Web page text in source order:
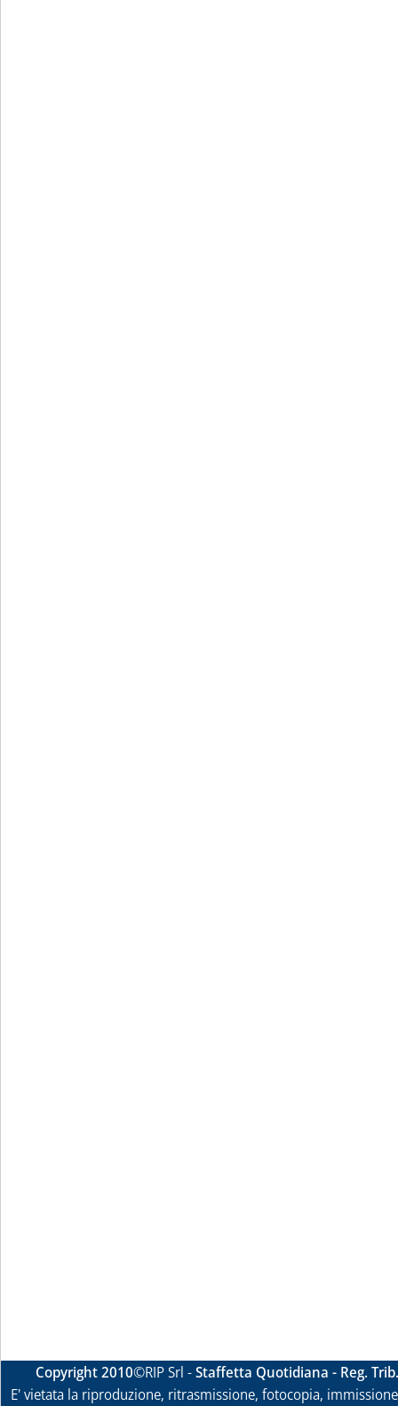
Copyright 2010©RIP Srl -Staffetta Quotidiana - Reg.
E' vietata la riproduzione, ritrasmissione, fotocopia,